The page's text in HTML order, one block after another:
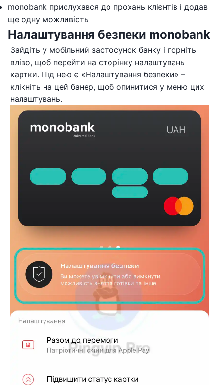
monobank прислухався до прохань клієнтів і додав
ще одну можливість
Налаштування безпеки monobank
Зайдіть у мобільний застосунок банку і горніть
вліво, щоб перейти на сторінку налаштувань
картки. Під нею є «Налаштування безпеки» –
клікніть на цей банер, щоб опинитися у меню цих
налаштувань.